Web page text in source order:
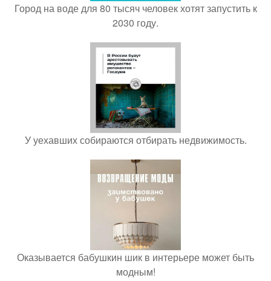
Город на воде для 80 тысяч человек хотят запустить к
2030 году.
У уехавших собираются отбирать недвижимость.
Оказывается бабушкин шик в интерьере может быть
модным!